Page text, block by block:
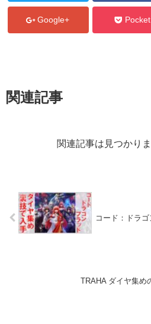
Google+ Pocket
関連記事
関連記事は見つかり
コード：ドラ
TRAHA ダイヤ集め